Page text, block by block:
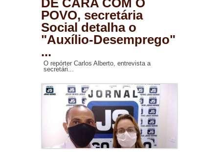
DE CARA COM O
POVO, secretária
Social detalha o
"Auxílio-Desemprego"
...
O repórter Carlos Alberto, entrevista a
secretári...